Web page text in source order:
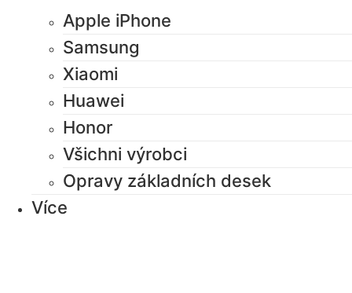
Apple iPhone
Samsung
Xiaomi
Huawei
Honor
Všichni výrobci
Opravy základních desek
Více